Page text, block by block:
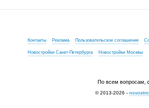
Контакты Реклама Пользовательское соглашение
Новостройки Санкт-Петербурга Новостройки Москвы
По всем вопросам,
© 2013-2026 -